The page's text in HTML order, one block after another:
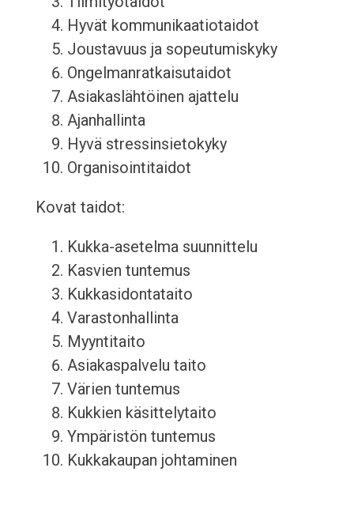
Hyvät kommunikaatiotaidot
Joustavuus ja sopeutumiskyky
Ongelmanratkaisutaidot
Asiakaslähtöinen ajattelu
Ajanhallinta
Hyvä stressinsietokyky
Organisointitaidot
Kovat taidot:
Kukka-asetelma suunnittelu
Kasvien tuntemus
Kukkasidontataito
Varastonhallinta
Myyntitaito
Asiakaspalvelu taito
Värien tuntemus
Kukkien käsittelytaito
Ympäristön tuntemus
Kukkakaupan johtaminen